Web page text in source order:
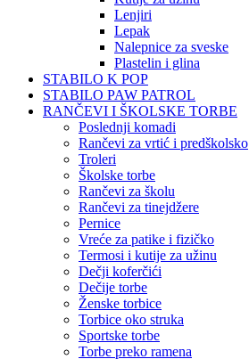
Lenjiri
Lepak
Nalepnice za sveske
Plastelin i glina
STABILO K POP
STABILO PAW PATROL
RANČEVI I ŠKOLSKE TORBE
Poslednji komadi
Rančevi za vrtić i predškolsko
Troleri
Školske torbe
Rančevi za školu
Rančevi za tinejdžere
Pernice
Vreće za patike i fizičko
Termosi i kutije za užinu
Dečji koferčići
Dečije torbe
Ženske torbice
Torbice oko struka
Sportske torbe
Torbe preko ramena